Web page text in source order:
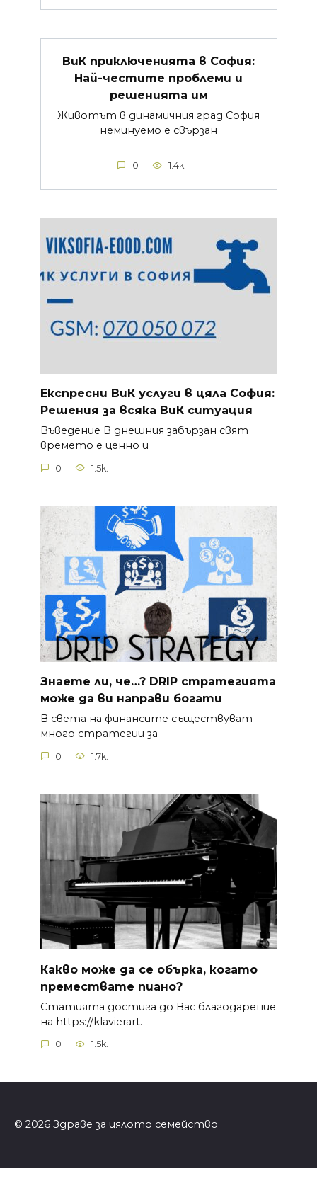
ВиК приключенията в София:
Най-честите проблеми и
решенията им
Животът в динамичния град София
неминуемо е свързан
0 1.4k.
Експресни ВиК услуги в цяла София:
Решения за всяка ВиК ситуация
Въведение В днешния забързан свят
времето е ценно и
0 1.5k.
Знаете ли, че…? DRIP стратегията
може да ви направи богати
В света на финансите съществуват
много стратегии за
0 1.7k.
Какво може да се обърка, когато
премествате пиано?
Статията достига до Вас благодарение
на https://klavierart.
0 1.5k.
© 2026 Здраве за цялото семейство